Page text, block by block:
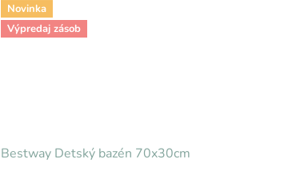
Novinka
Výpredaj zásob
Bestway Detský bazén 70x30cm